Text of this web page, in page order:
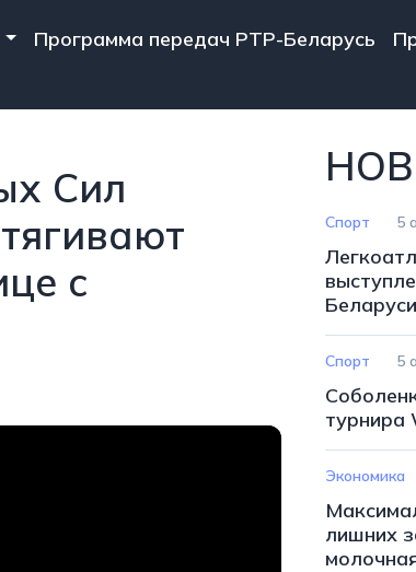
Программа передач РТР-Беларусь
Сил
с
Спорт 5
Спорт 5
турнира
Экономика
лишних